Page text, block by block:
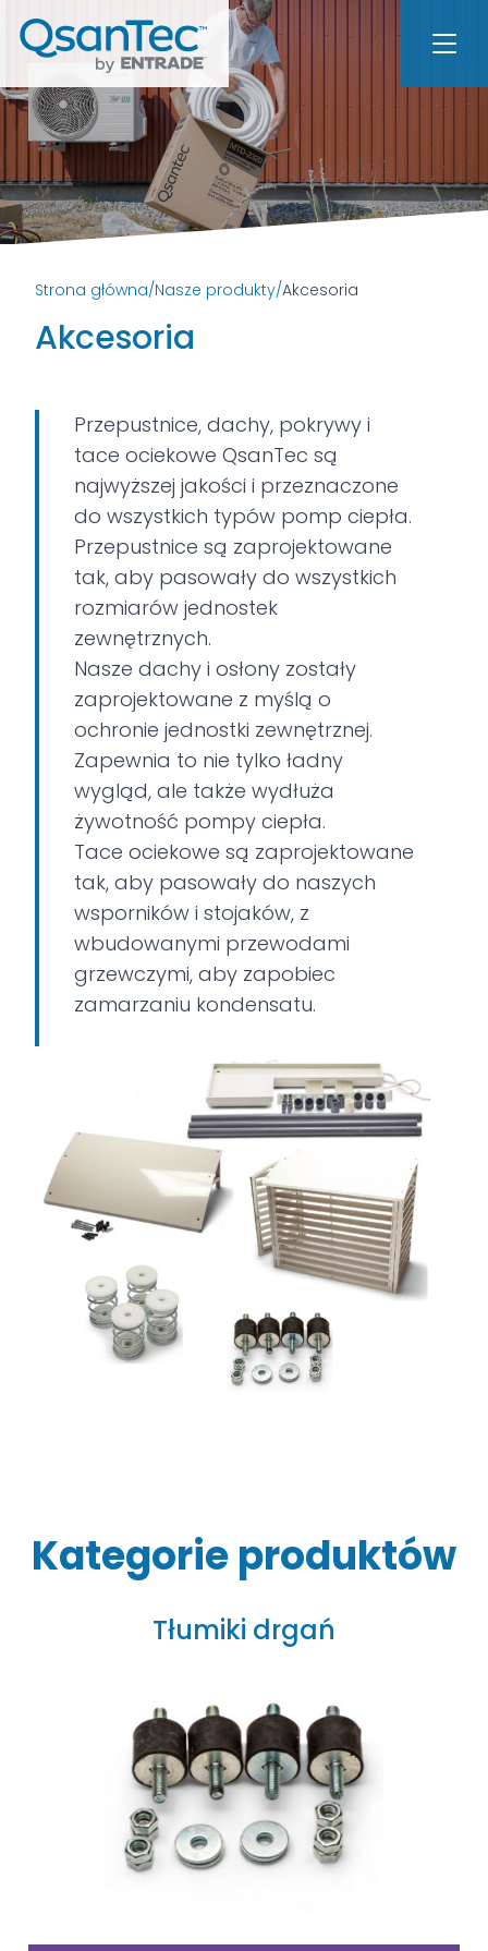
Strona główna/Nasze produkty/Akcesoria
Akcesoria
Przepustnice, dachy, pokrywy i
tace ociekowe QsanTec są
najwyższej jakości i przeznaczone
do wszystkich typów pomp ciepła.
Przepustnice są zaprojektowane
tak, aby pasowały do wszystkich
rozmiarów jednostek
zewnętrznych.
Nasze dachy i osłony zostały
zaprojektowane z myślą o
ochronie jednostki zewnętrznej.
Zapewnia to nie tylko ładny
wygląd, ale także wydłuża
żywotność pompy ciepła.
Tace ociekowe są zaprojektowane
tak, aby pasowały do naszych
wsporników i stojaków, z
wbudowanymi przewodami
grzewczymi, aby zapobiec
zamarzaniu kondensatu.
Kategorie produktów
Tłumiki drgań